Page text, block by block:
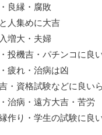
良縁・腐敗
人集めに大吉
増大・夫婦
投機吉・パチンコに良
疲れ・治病は凶
・資格試験などに良い
治病・遠方大吉・苦労
作り・学生の試験に良い